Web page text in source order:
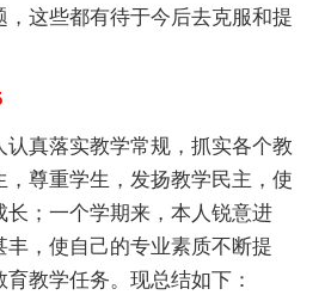
这些都有待于今后去克服和提
认真落实教学常规，抓实各个教
尊重学生，发扬教学民主，使
长；一个学期来，本人锐意进
，使自己的专业素质不断提
育教学任务。现总结如下：